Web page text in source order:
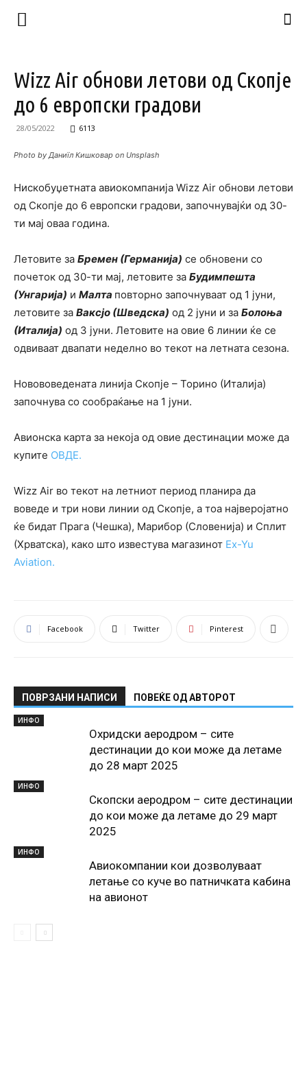
Wizz Air обнови летови од Скопје
до 6 европски градови
28/05/2022 6113
Photo by Даниїл Кишковар on Unsplash
Нискобуџетната авиокомпанија Wizz Air обнови летови
од Скопје до 6 европски градови, започнувајќи од 30-
ти мај оваа година.
Летовите за Бремен (Германија) се обновени со
почеток од 30-ти мај, летовите за Будимпешта
(Унгарија) и Малта повторно започнуваат од 1 јуни,
летовите за Ваксјо (Шведска) од 2 јуни и за Болоња
(Италија) од 3 јуни. Летовите на овие 6 линии ќе се
одвиваат двапати неделно во текот на летната сезона.
Новововедената линија Скопје – Торино (Италија)
започнува со сообраќање на 1 јуни.
Авионска карта за некоја од овие дестинации може да
купите ОВДЕ.
Wizz Air во текот на летниот период планира да
воведе и три нови линии од Скопје, а тоа најверојатно
ќе бидат Прага (Чешка), Марибор (Словенија) и Сплит
(Хрватска), како што известува магазинот Ex-Yu
Aviation.
Facebook Twitter Pinterest
ПОВРЗАНИ НАПИСИ ПОВЕЌЕ ОД АВТОРОТ
ИНФО
Охридски аеродром – сите
дестинации до кои може да летаме
до 28 март 2025
ИНФО
Скопски аеродром – сите дестинации
до кои може да летаме до 29 март
2025
ИНФО
Авиокомпании кои дозволуваат
летање со кучe во патничката кабина
на авионот